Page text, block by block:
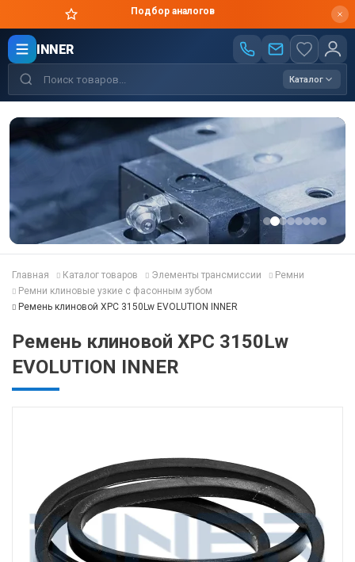
Подбор аналогов
INNER
Каталог
Главная Каталог товаров Элементы трансмиссии
Ремни
Ремни клиновые узкие с фасонным зубом
Ремень клиновой XPC 3150Lw EVOLUTION INNER
Ремень клиновой XPC 3150Lw
EVOLUTION INNER